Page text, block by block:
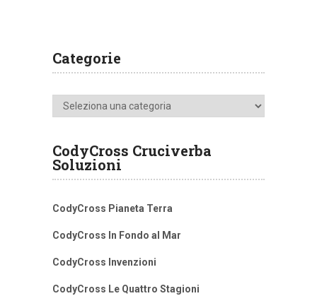
Categorie
Categorie
CodyCross Cruciverba
Soluzioni
CodyCross Pianeta Terra
CodyCross In Fondo al Mar
CodyCross Invenzioni
CodyCross Le Quattro Stagioni